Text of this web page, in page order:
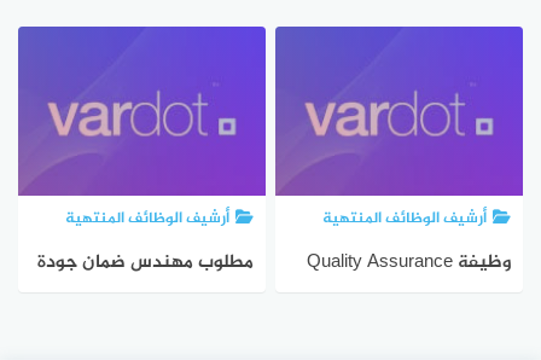
أرشيف الوظائف المنتهية
وظيفة Quality Assurance
أرشيف الوظائف المنتهية
مطلوب مهندس ضمان جودة